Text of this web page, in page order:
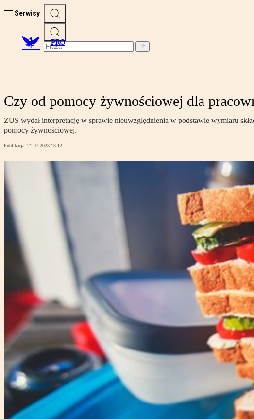
Serwisy
PRO
Czy od pomocy żywnościowej dla
ZUS wydał interpretację w sprawie nieuwzględnienia w podstawie wymiaru
pomocy żywnościowej.
Publikacja: 21.07.2023 13:12